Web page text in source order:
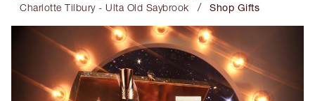
Charlotte Tilbury - Ulta Old Saybrook / Shop Gifts